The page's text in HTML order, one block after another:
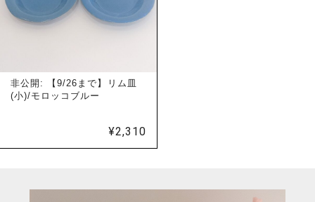
非公開: 【9/26まで】リム皿
(小)/モロッコブルー
¥2,310